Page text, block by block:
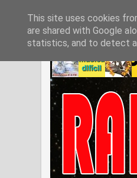
This site uses cookies
are shared with Google
statistics, and to detect